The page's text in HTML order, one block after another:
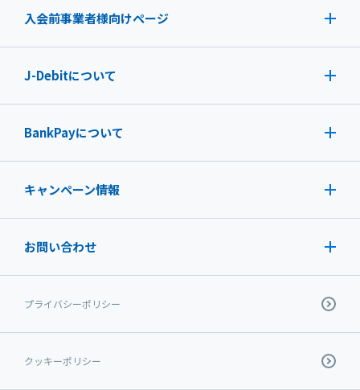
入会前事業者様向けページ
J-Debitについて
BankPayについて
キャンペーン情報
お問い合わせ
プライバシーポリシー
クッキーポリシー